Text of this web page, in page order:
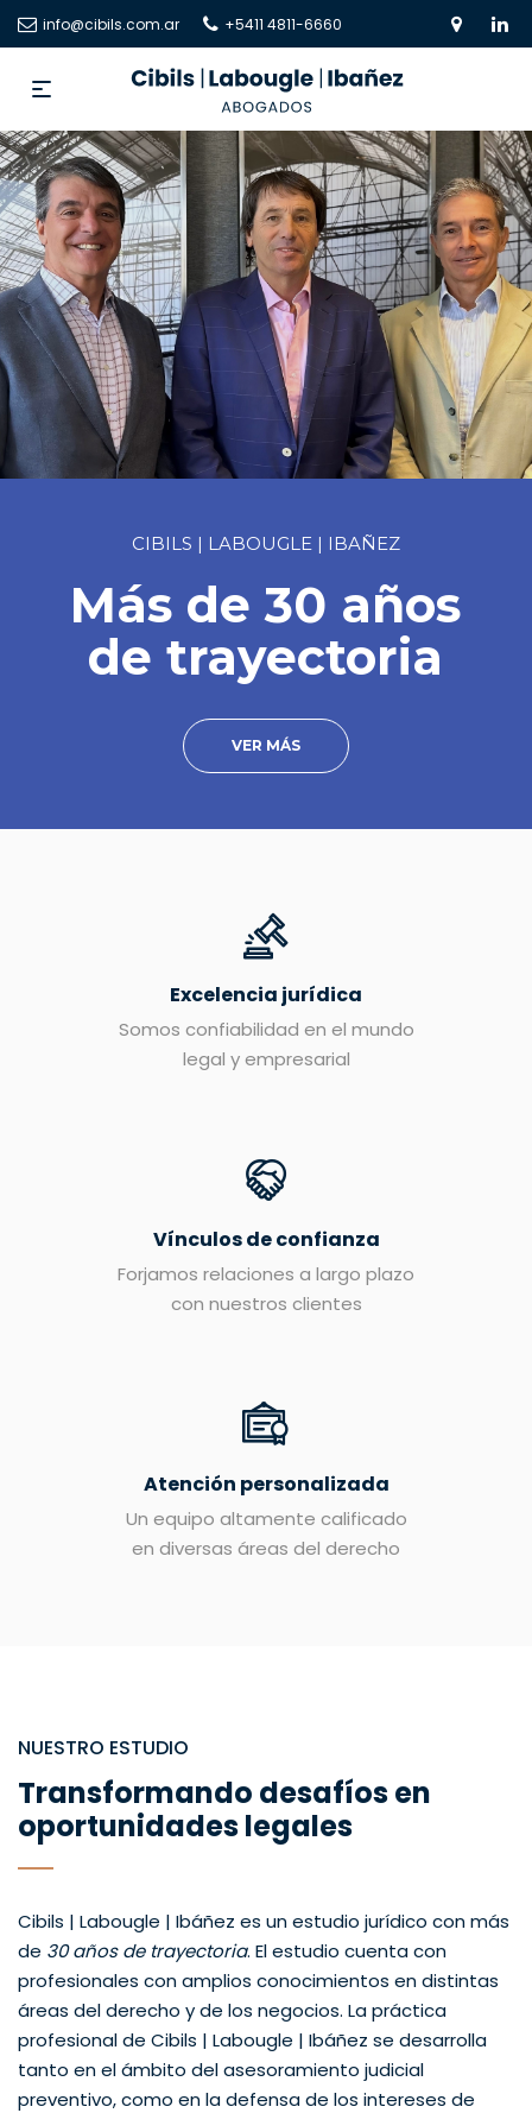
info@cibils.com.ar +5411 4811-6660
VER MÁS
CIBILS | LABOUGLE | IBAÑEZ
Más de 30 años
de trayectoria
Excelencia jurídica
Somos confiabilidad en el mundo
legal y empresarial
Vínculos de confianza
Forjamos relaciones a largo plazo
con nuestros clientes
Atención personalizada
Un equipo altamente calificado
en diversas áreas del derecho
NUESTRO ESTUDIO
Transformando desafíos en
oportunidades legales
Cibils | Labougle | Ibáñez es un estudio jurídico con más
de 30 años de trayectoria. El estudio cuenta con
profesionales con amplios conocimientos en distintas
áreas del derecho y de los negocios. La práctica
profesional de Cibils | Labougle | Ibáñez se desarrolla
tanto en el ámbito del asesoramiento judicial
preventivo, como en la defensa de los intereses de